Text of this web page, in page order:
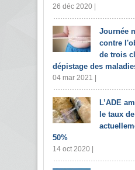
26 déc 2020 |
Journée
contre
de trois
dépistage des
04 mar 2021 |
L’ADE
le taux
50%
14 oct 2020 |